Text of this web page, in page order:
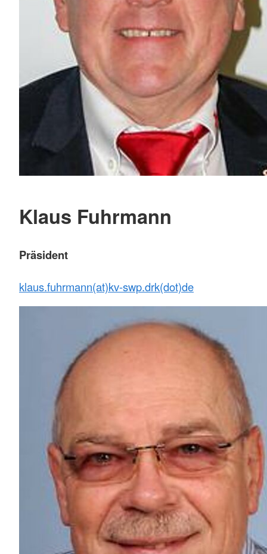
Klaus Fuhrmann
Präsident
klaus.fuhrmann(at)kv-swp.drk(dot)de